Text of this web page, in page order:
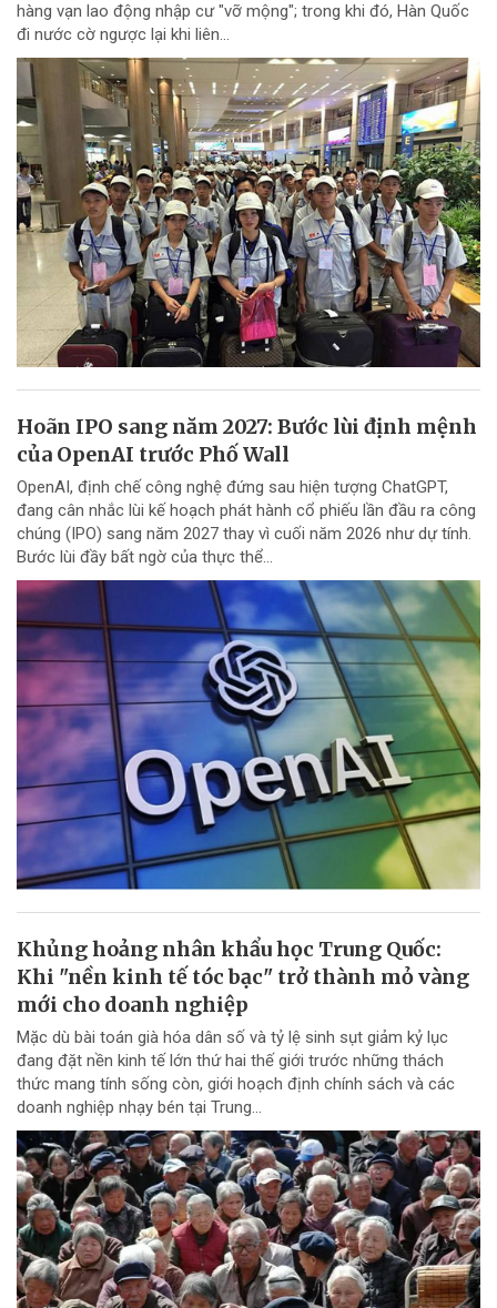
hàng vạn lao động nhập cư "vỡ mộng"; trong khi đó, Hàn Quốc
đi nước cờ ngược lại khi liên...
Hoãn IPO sang năm 2027: Bước lùi định mệnh
của OpenAI trước Phố Wall
OpenAI, định chế công nghệ đứng sau hiện tượng ChatGPT,
đang cân nhắc lùi kế hoạch phát hành cổ phiếu lần đầu ra công
chúng (IPO) sang năm 2027 thay vì cuối năm 2026 như dự tính.
Bước lùi đầy bất ngờ của thực thể...
Khủng hoảng nhân khẩu học Trung Quốc:
Khi "nền kinh tế tóc bạc" trở thành mỏ vàng
mới cho doanh nghiệp
Mặc dù bài toán già hóa dân số và tỷ lệ sinh sụt giảm kỷ lục
đang đặt nền kinh tế lớn thứ hai thế giới trước những thách
thức mang tính sống còn, giới hoạch định chính sách và các
doanh nghiệp nhạy bén tại Trung...